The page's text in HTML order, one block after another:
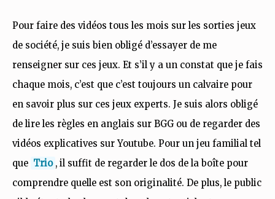
Pour faire des vidéos tous les mois sur les sorties jeux
de société, je suis bien obligé d’essayer de me
renseigner sur ces jeux. Et s’il y a un constat que je fais
chaque mois, c’est que c’est toujours un calvaire pour
en savoir plus sur ces jeux experts. Je suis alors obligé
de lire les règles en anglais sur BGG ou de regarder des
vidéos explicatives sur Youtube. Pour un jeu familial tel
que Trio , il suffit de regarder le dos de la boîte pour
comprendre quelle est son originalité. De plus, le public